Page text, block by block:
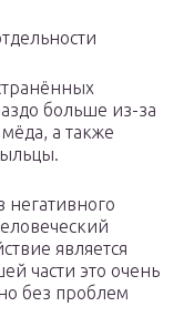
больше из-за
мёда, а также
негативного
является
части это очень
без проблем